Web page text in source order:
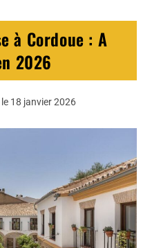
à Cordoue : A
2026
18 janvier 2026